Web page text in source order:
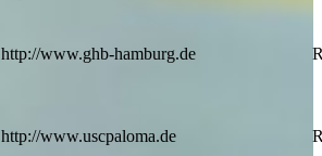
http://www.ghb-hamburg.de
http://www.uscpaloma.de